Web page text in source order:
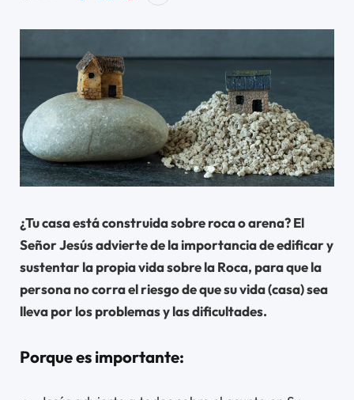
¿Tu casa está construida sobre roca o arena? El
Señor Jesús advierte de la importancia de edificar y
sustentar la propia vida sobre la Roca, para que la
persona no corra el riesgo de que su vida (casa) sea
lleva por los problemas y las dificultades.
Porque es importante: